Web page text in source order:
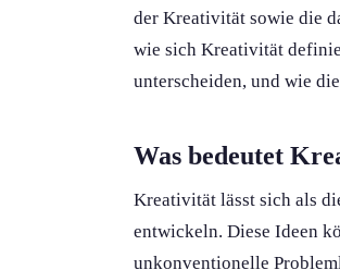
der Kreativität sowie die
wie sich Kreativität
unterscheiden, und wie
Was bedeutet
Kreativität lässt sich als
entwickeln. Diese Ideen
unkonvention­elle